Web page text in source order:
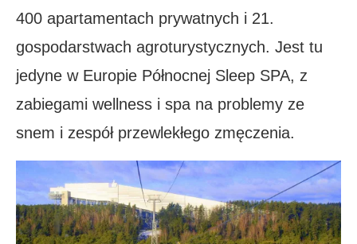
400 apartamentach prywatnych i 21.
gospodarstwach agroturystycznych. Jest tu
jedyne w Europie Północnej Sleep SPA, z
zabiegami wellness i spa na problemy ze
snem i zespół przewlekłego zmęczenia.